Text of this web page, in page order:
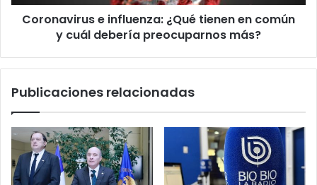
cuál
debería
preocuparnos
Coronavirus e influenza: ¿Qué tienen en común
y cuál debería preocuparnos más?
Publicaciones relacionadas